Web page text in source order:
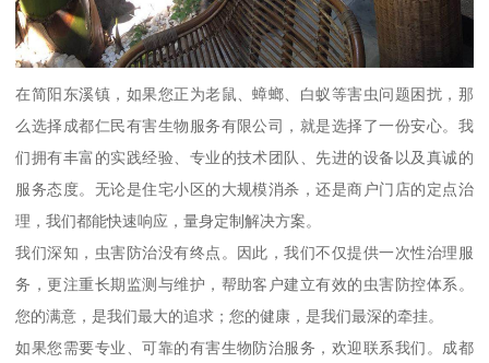
在简阳东溪镇，如果您正为老鼠、蟑螂、白蚁等害虫问题困扰，那
么选择成都仁民有害生物服务有限公司，就是选择了一份安心。我
们拥有丰富的实践经验、专业的技术团队、先进的设备以及真诚的
服务态度。无论是住宅小区的大规模消杀，还是商户门店的定点治
理，我们都能快速响应，量身定制解决方案。
我们深知，虫害防治没有终点。因此，我们不仅提供一次性治理服
务，更注重长期监测与维护，帮助客户建立有效的虫害防控体系。
您的满意，是我们最大的追求；您的健康，是我们最深的牵挂。
如果您需要专业、可靠的有害生物防治服务，欢迎联系我们。成都